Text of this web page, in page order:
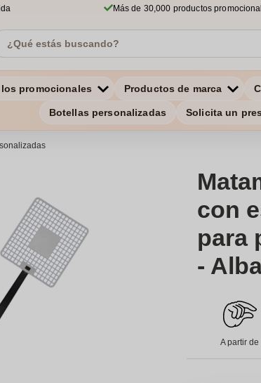
Más de 30,000 productos
promocionales Productos de marca
Botellas personalizadas Solicita un
con
para
-
A partir de